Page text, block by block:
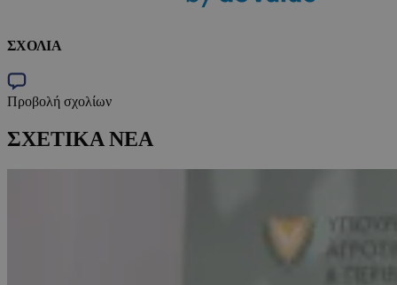
ΣΧΟΛΙΑ
Προβολή σχολίων
ΣΧΕΤΙΚΑ ΝΕΑ